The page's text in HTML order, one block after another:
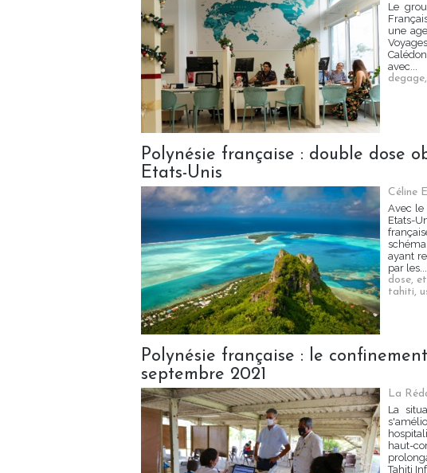
Le
une
avec...
degage,
Polynésie française : double dose
Etats-Unis
Céline
Avec le
Etats-
ayant
par les...
dose,
tahiti,
Polynésie française : le
septembre 2021
La
La
haut-
Tahiti